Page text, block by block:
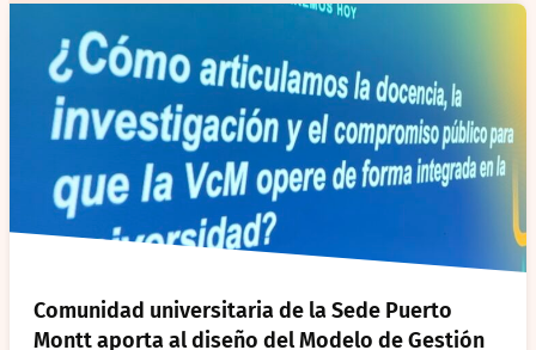
Comunidad universitaria de la Sede Puerto
Montt aporta al diseño del Modelo de Gestión